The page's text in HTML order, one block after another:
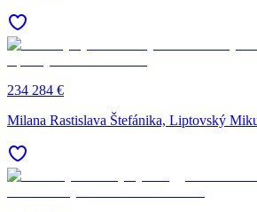
234 284 €
Milana Rastislava Štefánika, Liptovský